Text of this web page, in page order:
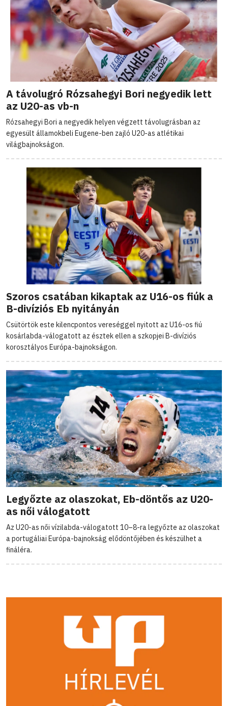
A távolugró Rózsahegyi Bori negyedik lett
az U20-as vb-n
Rózsahegyi Bori a negyedik helyen végzett távolugrásban az
egyesült államokbeli Eugene-ben zajló U20-as atlétikai
világbajnokságon.
Szoros csatában kikaptak az U16-os fiúk a
B-divíziós Eb nyitányán
Csütörtök este kilencpontos vereséggel nyitott az U16-os fiú
kosárlabda-válogatott az észtek ellen a szkopjei B-divíziós
korosztályos Európa-bajnokságon.
Legyőzte az olaszokat, Eb-döntős az U20-
as női válogatott
Az U20-as női vízilabda-válogatott 10–8-ra legyőzte az olaszokat
a portugáliai Európa-bajnokság elődöntőjében és készülhet a
fináléra.